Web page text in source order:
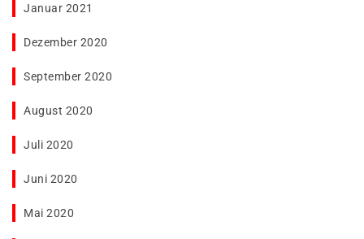
Januar 2021
Dezember 2020
September 2020
August 2020
Juli 2020
Juni 2020
Mai 2020